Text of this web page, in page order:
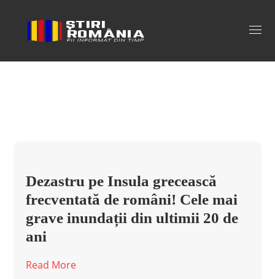
inundatii Tag
Dezastru pe Insula grecească
frecventată de români! Cele mai
grave inundații din ultimii 20 de
ani
Read More